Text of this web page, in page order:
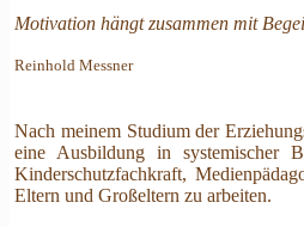
Motivation hängt zusammen mit
Reinhold Messner
Nach meinem Studium der
eine Ausbildung in systemischer
Kinderschutzfachkraft,
Eltern und Großeltern zu arbeiten.